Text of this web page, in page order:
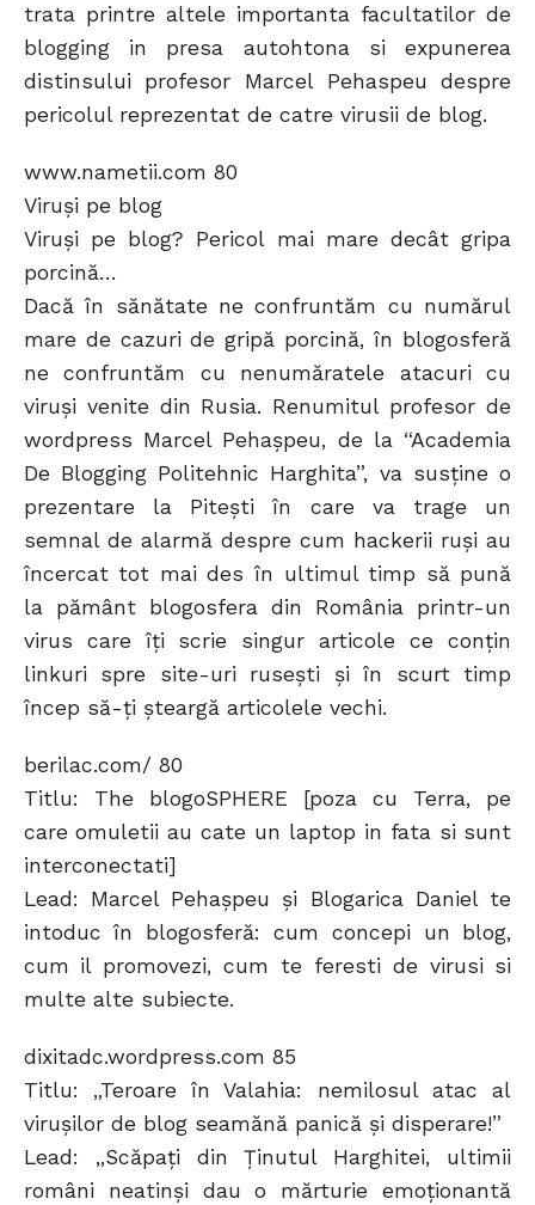
trata printre altele importanta facultatilor de
blogging in presa autohtona si expunerea
distinsului profesor Marcel Pehaspeu despre
pericolul reprezentat de catre virusii de blog.
www.nametii.com 80
Viruşi pe blog
Viruşi pe blog? Pericol mai mare decât gripa
porcină…
Dacă în sănătate ne confruntăm cu numărul
mare de cazuri de gripă porcină, în blogosferă
ne confruntăm cu nenumăratele atacuri cu
viruşi venite din Rusia. Renumitul profesor de
wordpress Marcel Pehaşpeu, de la “Academia
De Blogging Politehnic Harghita”, va susţine o
prezentare la Piteşti în care va trage un
semnal de alarmă despre cum hackerii ruşi au
încercat tot mai des în ultimul timp să pună
la pământ blogosfera din România printr-un
virus care îţi scrie singur articole ce conţin
linkuri spre site-uri ruseşti şi în scurt timp
încep să-ţi şteargă articolele vechi.
berilac.com/ 80
Titlu: The blogoSPHERE [poza cu Terra, pe
care omuletii au cate un laptop in fata si sunt
interconectati]
Lead: Marcel Pehaşpeu şi Blogarica Daniel te
intoduc în blogosferă: cum concepi un blog,
cum il promovezi, cum te feresti de virusi si
multe alte subiecte.
dixitadc.wordpress.com 85
Titlu: „Teroare în Valahia: nemilosul atac al
viruşilor de blog seamănă panică şi disperare!”
Lead: „Scăpaţi din Ţinutul Harghitei, ultimii
români neatinşi dau o mărturie emoţionantă